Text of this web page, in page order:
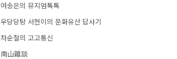
여송은의 뮤지엄톡톡
우당당탕 서현이의 문화유산 답사기
차순철의 고고통신
南山雜談